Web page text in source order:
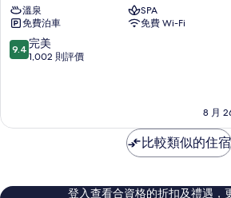
高
原
樂
園
Fujiyoshida
溫泉
SPA
免費泊車
免費 Wi-Fi
9.4
分
分)，
則
9.4 完美
1,002 則評價
8 月
比較類似的住宿
登入查看合資格的折扣及禮遇，